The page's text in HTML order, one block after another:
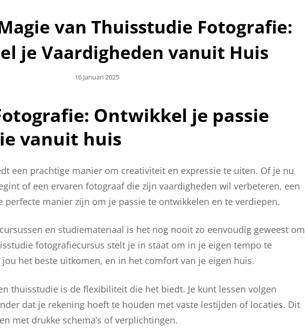
van Thuisstudie Fotografie:
je Vaardigheden vanuit Huis
Geplaatst
16 Januari 2025
Ontwikkel je passie
vanuit huis
een prachtige manier om creativiteit en expressie te uiten. Of je nu
of een ervaren fotograaf die zijn vaardigheden wil verbeteren, een
manier zijn om je passie te ontwikkelen en te verdiepen.
en studiemateriaal is het nog nooit zo eenvoudig geweest om
fotografiecursus stelt je in staat om in je eigen tempo te
het beste uitkomen, en in het comfort van je eigen huis.
thuisstudie is de flexibiliteit die het biedt. Je kunt lessen volgen
dat je rekening hoeft te houden met vaste lestijden of locaties. Dit
met drukke schema’s of verplichtingen.